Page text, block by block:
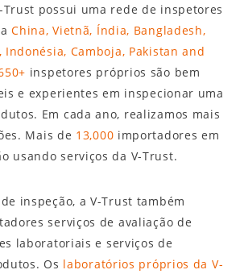
possui uma rede de inspetores
aChina, Vietnã, Índia, Bangladesh,
Camboja, Pakistan and
inspetores próprios são bem
e experientes em inspecionar uma
Em cada ano, realizamos mais
Mais de 13,000 importadores em
usando serviços da V-Trust.
inspeção, a V-Trust também
serviços de avaliação de
laboratoriais e serviços de
Os laboratórios próprios da V-